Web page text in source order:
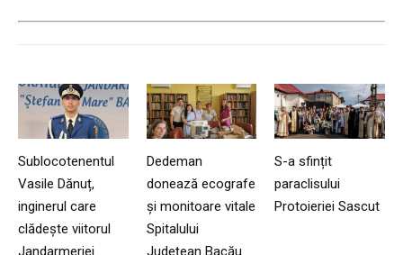
Sublocotenentul
Vasile Dănuț,
inginerul care
clădește viitorul
Jandarmeriei
Dedeman
donează ecografe
și monitoare vitale
Spitalului
Județean Bacău
S-a sfințit
paraclisului
Protoieriei Sascut